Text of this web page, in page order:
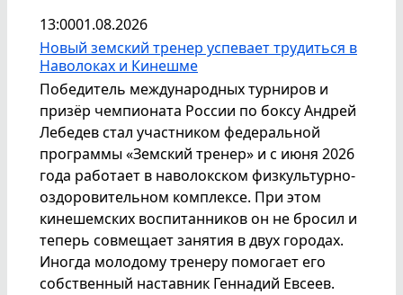
13:0001.08.2026
Новый земский тренер успевает трудиться в
Наволоках и Кинешме
Победитель международных турниров и
призёр чемпионата России по боксу Андрей
Лебедев стал участником федеральной
программы «Земский тренер» и с июня 2026
года работает в наволокском физкультурно-
оздоровительном комплексе. При этом
кинешемских воспитанников он не бросил и
теперь совмещает занятия в двух городах.
Иногда молодому тренеру помогает его
собственный наставник Геннадий Евсеев.